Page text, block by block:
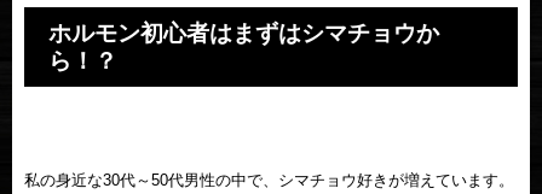
ホルモン初心者はまずはシマチョウか
ら！？
私の身近な30代～50代男性の中で、シマチョウ好きが増えています。